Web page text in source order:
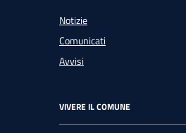
Notizie
Comunicati
Avvisi
VIVERE IL COMUNE